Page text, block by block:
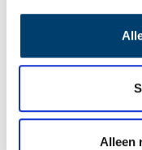
Alleen
Ontvang de
Wilt u op de hoogte
laatste